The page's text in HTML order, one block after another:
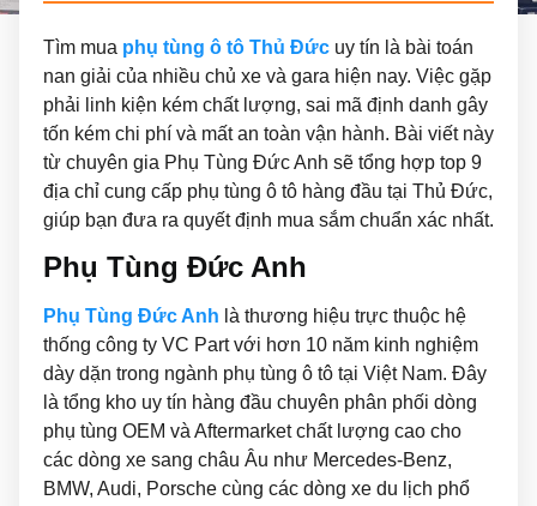
Tìm mua phụ tùng ô tô Thủ Đức uy tín là bài toán
nan giải của nhiều chủ xe và gara hiện nay. Việc gặp
phải linh kiện kém chất lượng, sai mã định danh gây
tốn kém chi phí và mất an toàn vận hành. Bài viết này
từ chuyên gia Phụ Tùng Đức Anh sẽ tổng hợp top 9
địa chỉ cung cấp phụ tùng ô tô hàng đầu tại Thủ Đức,
giúp bạn đưa ra quyết định mua sắm chuẩn xác nhất.
Phụ Tùng Đức Anh
Phụ Tùng Đức Anh là thương hiệu trực thuộc hệ
thống công ty VC Part với hơn 10 năm kinh nghiệm
dày dặn trong ngành phụ tùng ô tô tại Việt Nam. Đây
là tổng kho uy tín hàng đầu chuyên phân phối dòng
phụ tùng OEM và Aftermarket chất lượng cao cho
các dòng xe sang châu Âu như Mercedes-Benz,
BMW, Audi, Porsche cùng các dòng xe du lịch phổ